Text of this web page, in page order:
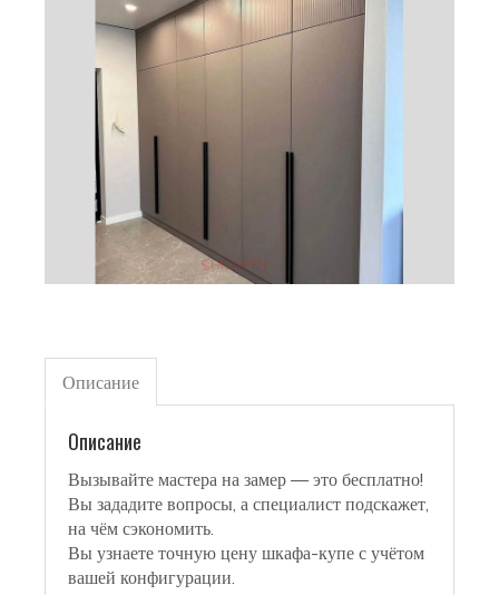
Описание
Описание
Вызывайте мастера на замер — это бесплатно!
Вы зададите вопросы, а специалист подскажет,
на чём сэкономить.
Вы узнаете точную цену шкафа-купе с учётом
вашей конфигурации.